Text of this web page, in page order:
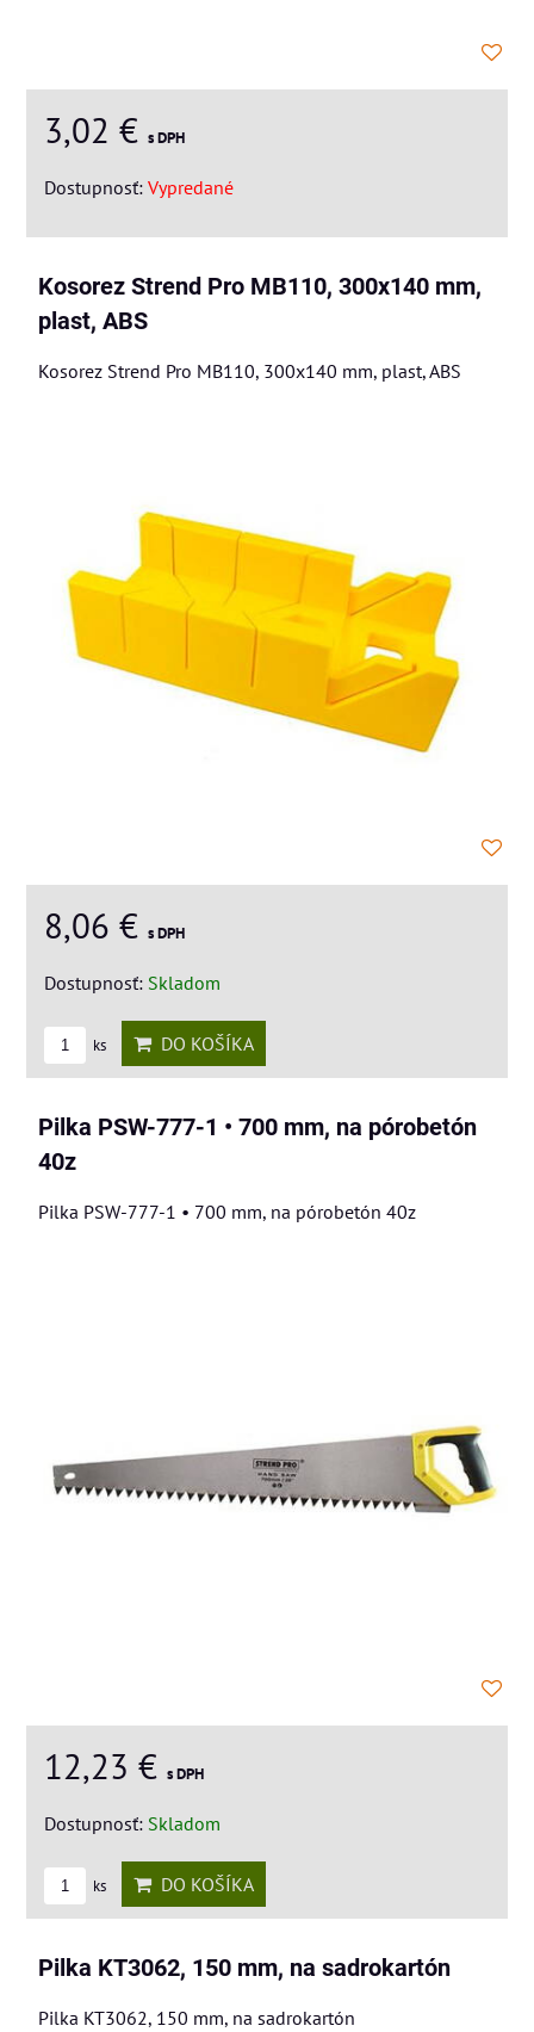
3,02 € s DPH
Dostupnosť: Vypredané
Kosorez Strend Pro MB110, 300x140 mm,
plast, ABS
Kosorez Strend Pro MB110, 300x140 mm, plast, ABS
8,06 € s DPH
Dostupnosť: Skladom
ks DO KOŠÍKA
Pilka PSW-777-1 • 700 mm, na pórobetón
40z
Pilka PSW-777-1 • 700 mm, na pórobetón 40z
12,23 € s DPH
Dostupnosť: Skladom
ks DO KOŠÍKA
Pilka KT3062, 150 mm, na sadrokartón
Pilka KT3062, 150 mm, na sadrokartón